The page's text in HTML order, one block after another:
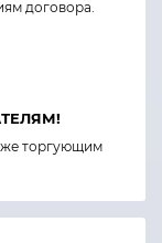
договора.
торгующим